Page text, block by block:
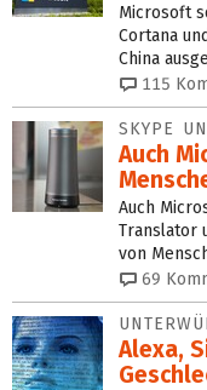
Microsoft
Cortana
China
115
SKYPE
Auch
Auch
Translator
von
69
Alexa,